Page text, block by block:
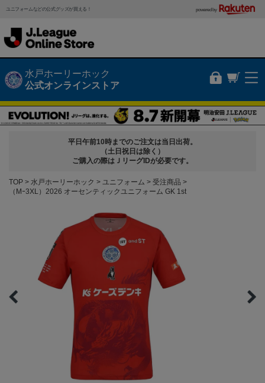
ユニフォームなどの公式グッズが買える！ powered by
水戸ホーリーホック
公式オンラインストア
平日午前10時までのご注文は当日出荷。
（土日祝日は除く）
ご購入の際はＪリーグIDが必要です。
TOP 水戸ホーリーホック ユニフォーム
受注商品
（Mｰ3XL）2026 オーセンティックユニフォーム GK 1st